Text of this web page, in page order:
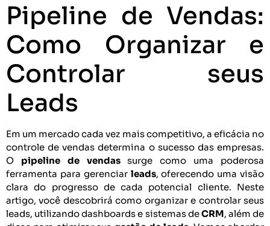
Pipeline de Vendas:
Como Organizar e
Controlar seus
Leads
Em um mercado cada vez mais competitivo, a eficácia no
controle de vendas determina o sucesso das empresas.
O pipeline de vendassurge como uma poderosa
ferramenta para gerenciar leads, oferecendo uma visão
clara do progresso de cada potencial cliente. Neste
artigo, você descobrirá como organizar e controlar seus
leads, utilizando dashboards e sistemas deCRM, além de